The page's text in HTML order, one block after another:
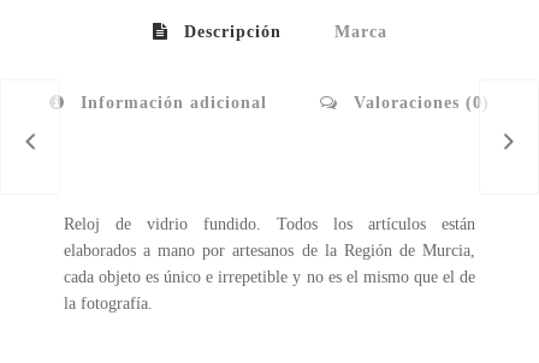
Descripción Marca
Información adicional Valoraciones (0)
Reloj de vidrio fundido. Todos los artículos están
elaborados a mano por artesanos de la Región de Murcia,
cada objeto es único e irrepetible y no es el mismo que el de
la fotografía.